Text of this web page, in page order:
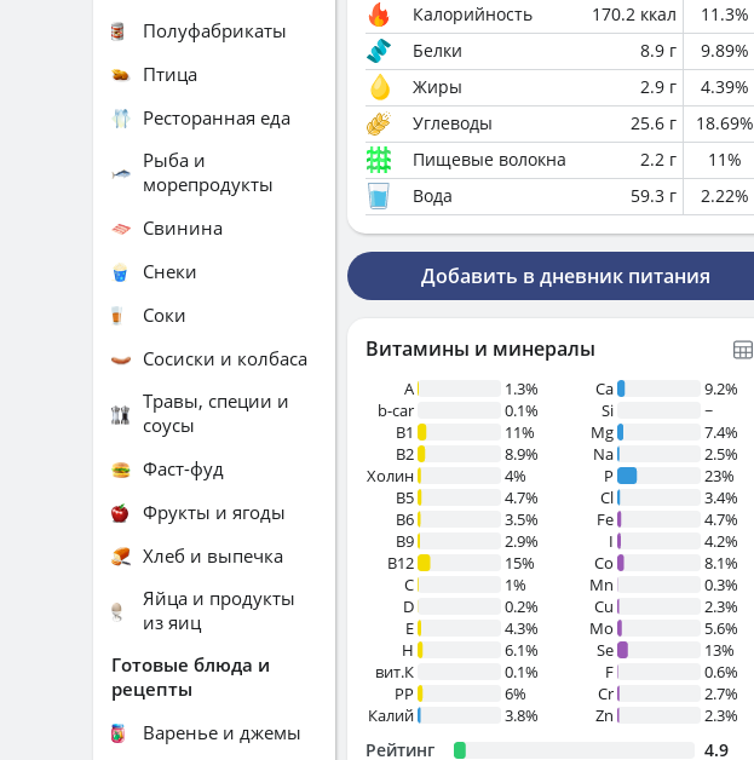
Калорийность 170.2 ккал 11.3%
Белки
8.9 г 9.89%
Жиры
2.9 г 4.39%
Углеводы
25.6 г 18.69%
Пищевые волокна
2.2 г 11%
Вода
59.3 г 2.22%
Добавить в дневник питания
Витамины и минералы
A
1.3%
b-car
0.1%
В1
11%
B2
8.9%
Холин
4%
B5
4.7%
B6
3.5%
B9
2.9%
B12
15%
C
1%
D
0.2%
E
4.3%
H
6.1%
вит.К
0.1%
PP
6%
Калий
3.8%
Ca
9.2%
Si
~
Mg
7.4%
Na
2.5%
P
23%
Cl
3.4%
Fe
4.7%
I
4.2%
Co
8.1%
Mn
0.3%
Cu
2.3%
Mo
5.6%
Se
13%
F
0.6%
Cr
2.7%
Zn
2.3%
Рейтинг 4.9
Полуфабрикаты
Птица
Ресторанная еда
Рыба и
морепродукты
Свинина
Снеки
Соки
Сосиски и колбаса
Травы, специи и
соусы
Фаст-фуд
Фрукты и ягоды
Хлеб и выпечка
Яйца и продукты
из яиц
Готовые блюда и
рецепты
Варенье и джемы